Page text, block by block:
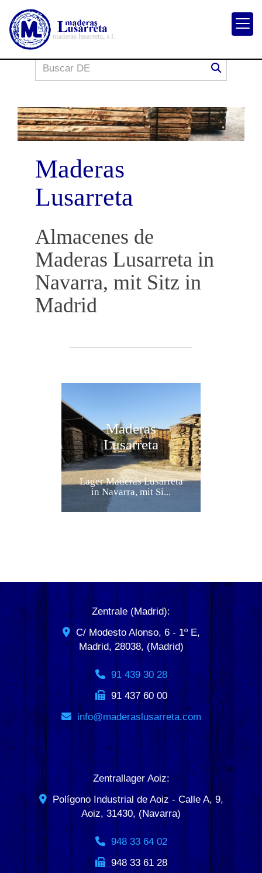
Maderas
Lusarreta
Almacenes de
Maderas Lusarreta in
Navarra, mit Sitz in
Madrid
Maderas
Lusarreta
Lager Maderas Lusarreta
in Navarra, mit Si...
Zentrale (Madrid):
C/ Modesto Alonso, 6 - 1º E,
Madrid, 28038, (Madrid)
91 439 30 28
91 437 60 00
info
maderaslusarreta.com
Zentrallager Aoiz:
Polígono Industrial de Aoiz - Calle A, 9,
Aoiz, 31430,(Navarra)
948 33 64 02
948 33 61 28